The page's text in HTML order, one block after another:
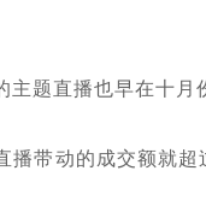
题直播也早在十月
带动的成交额就超